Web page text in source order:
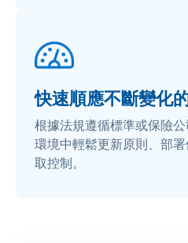
快速順應不斷變化
根據法規遵循標準或保險
環境中輕鬆更新原則、部
取控制。